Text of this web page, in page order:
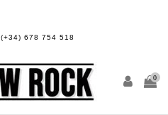
(+34) 678 754 518
0